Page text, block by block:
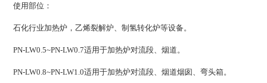
使用部位：
石化行业加热炉，乙烯裂解炉、制氢转化炉等设备。
PN-LW0.5~PN-LW0.7适用于加热炉对流段、烟道。
PN-LW0.8~PN-LW1.0适用于加热炉对流段、烟道烟囱、弯头箱。